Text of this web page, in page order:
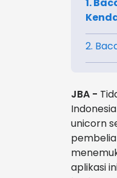
2.
JBA -
unicorn
aplikasi